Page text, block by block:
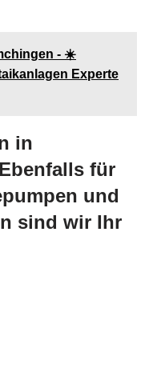
- ☀️
Experte
in
für
und
sind wir Ihr